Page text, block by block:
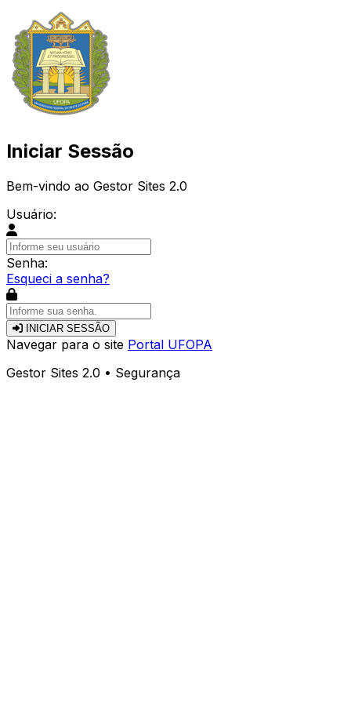
Iniciar Sessão
Bem-vindo ao Gestor Sites 2.0
Usuário:
Senha:
Esqueci a senha?
INICIAR SESSÃO
Navegar para o site Portal UFOPA
Gestor Sites 2.0 • Segurança